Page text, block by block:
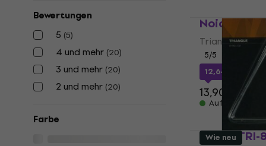
Bewertungen
5 (5)
4 und mehr (20)
3 und mehr (20)
2 und mehr (20)
Farbe
Noicetone
Triangel
5/5
12,64 €
mit
13,90 €
Auf Lager
Stagg TRI-
Wie neu